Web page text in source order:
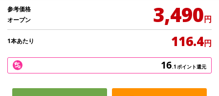
参考価格
オープン
3,490円
1本あたり 116.4円
16.1ポイント還元